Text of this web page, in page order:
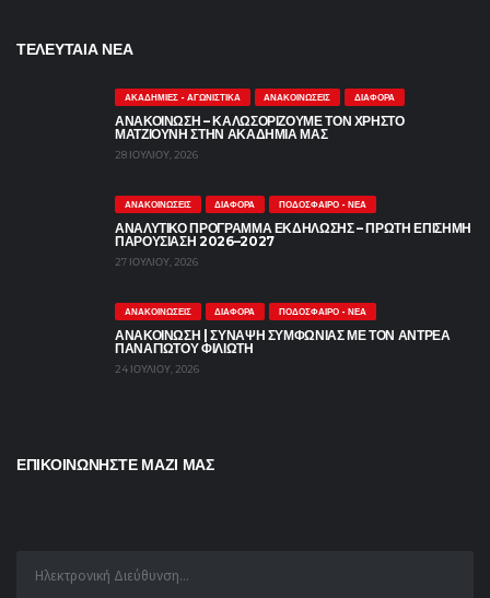
ΤΕΛΕΥΤΑΙΑ ΝΕΑ
ΑΚΑΔΗΜΊΕΣ - ΑΓΩΝΙΣΤΙΚΆ ΑΝΑΚΟΙΝΏΣΕΙΣ ΔΙΆΦΟΡΑ
ΑΝΑΚΟΊΝΩΣΗ – ΚΑΛΩΣΟΡΊΖΟΥΜΕ ΤΟΝ ΧΡΉΣΤΟ
ΜΑΤΖΙΟΎΝΗ ΣΤΗΝ ΑΚΑΔΗΜΊΑ ΜΑΣ
28 ΙΟΥΛΊΟΥ, 2026
ΑΝΑΚΟΙΝΏΣΕΙΣ ΔΙΆΦΟΡΑ ΠΟΔΌΣΦΑΙΡΟ - ΝΈΑ
ΑΝΑΛΥΤΙΚΌ ΠΡΌΓΡΑΜΜΑ ΕΚΔΉΛΩΣΗΣ – ΠΡΏΤΗ ΕΠΊΣΗΜΗ
ΠΑΡΟΥΣΊΑΣΗ 2026–2027
27 ΙΟΥΛΊΟΥ, 2026
ΑΝΑΚΟΙΝΏΣΕΙΣ ΔΙΆΦΟΡΑ ΠΟΔΌΣΦΑΙΡΟ - ΝΈΑ
ΑΝΑΚΟΙΝΩΣΗ | ΣΎΝΑΨΗ ΣΥΜΦΩΝΊΑΣ ΜΕ ΤΟΝ ΑΝΤΡΈΑ
ΠΑΝΑΓΙΏΤΟΥ ΦΙΛΙΏΤΗ
24 ΙΟΥΛΊΟΥ, 2026
ΕΠΙΚΟΙΝΩΝΗΣΤΕ ΜΑΖΙ ΜΑΣ